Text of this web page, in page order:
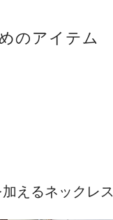
のアイテム
えるネックレス